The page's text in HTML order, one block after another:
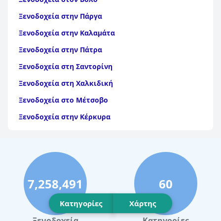
Ξενοδοχεία στην Πάργα
Ξενοδοχεία στην Καλαμάτα
Ξενοδοχεία στην Πάτρα
Ξενοδοχεία στη Σαντορίνη
Ξενοδοχεία στη Χαλκιδική
Ξενοδοχεία στο Μέτσοβο
Ξενοδοχεία στην Κέρκυρα
Ξενοδοχεία στην Αίγινα
Ξενοδοχεία στην Πάρο
Ξενοδοχεία στο Λουτράκι
Ξενοδοχεία στη Σκιάθο
Ξενοδοχεία στην Πόλη Χανίων
Κατηγορίες Χάρτης
7,258,491 60